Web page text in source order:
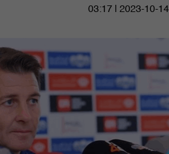
03:17 | 2023-10-14